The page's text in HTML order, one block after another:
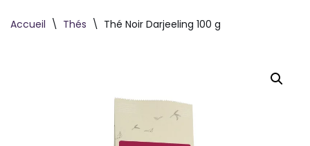
Accueil \ Thés \ Thé Noir Darjeeling 100 g